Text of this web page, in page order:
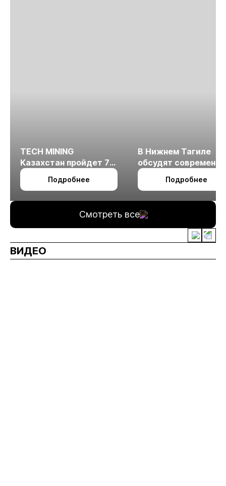
TECH MINING
Казахстан пройдет 7
октября в Алматы
Подробнее
В Нижнем Тагиле
обсудят
технологии
измельчения
Подробнее
Смотреть все
ВИДЕО